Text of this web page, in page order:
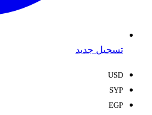
تسجيل جديد
USD
SYP
EGP